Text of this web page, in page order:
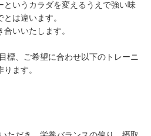
というカラダを変えるうえで強い味
は違います。
いいたします。
標、ご希望に合わせ以下のトレーニ
ます。